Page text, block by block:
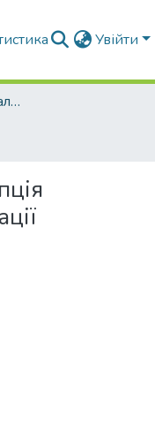
Увійти
Конференції та матеріали конференцій